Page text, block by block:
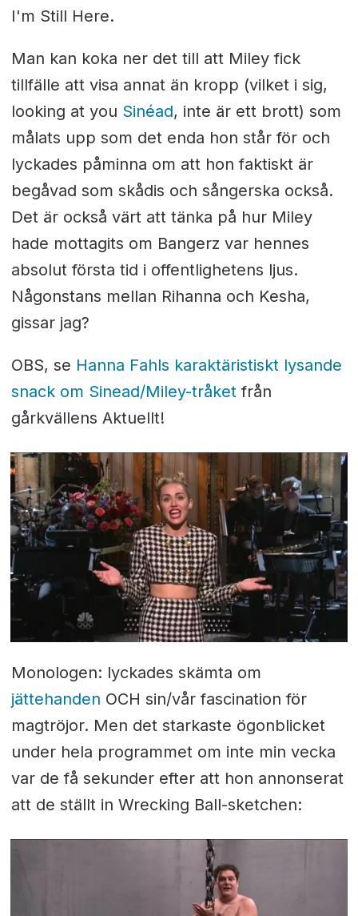
I'm Still Here.
Man kan koka ner det till att Miley fick
tillfälle att visa annat än kropp (vilket i sig,
looking at you Sinéad, inte är ett brott) som
målats upp som det enda hon står för och
lyckades påminna om att hon faktiskt är
begåvad som skådis och sångerska också.
Det är också värt att tänka på hur Miley
hade mottagits om Bangerz var hennes
absolut första tid i offentlighetens ljus.
Någonstans mellan Rihanna och Kesha,
gissar jag?
OBS, se Hanna Fahls karaktäristiskt lysande
snack om Sinead/Miley-tråketfrån
gårkvällens Aktuellt!
Monologen: lyckades skämta om
jättehanden OCH sin/vår fascination för
magtröjor. Men det starkaste ögonblicket
under hela programmet om inte min vecka
var de få sekunder efter att hon annonserat
att de ställt in Wrecking Ball-sketchen: